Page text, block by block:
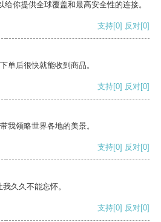
你提供全球覆盖和最高安全性的连接。
支持[0] 反对[0]
单后很快就能收到商品。
支持[0] 反对[0]
我领略世界各地的美景。
支持[0] 反对[0]
久久不能忘怀。
支持[0] 反对[0]